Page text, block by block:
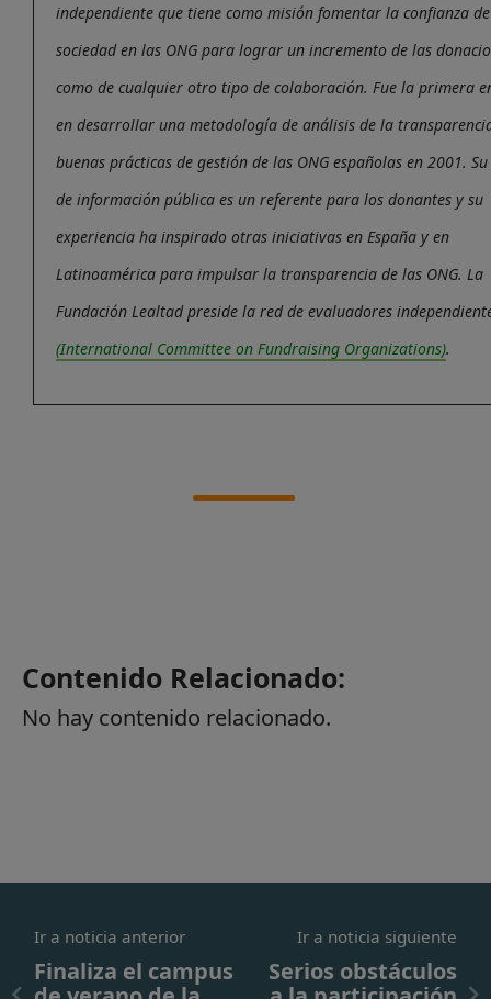
independiente que tiene como misión fomentar la confianza
sociedad en las ONG para lograr un incremento de las
como de cualquier otro tipo de colaboración. Fue la primera
en desarrollar una metodología de análisis de la
buenas prácticas de gestión de las ONG españolas en 2001.
de información pública es un referente para los donantes y su
experiencia ha inspirado otras iniciativas en España y en
Latinoamérica para impulsar la transparencia de las ONG. La
Fundación Lealtad preside la red de evaluadores
(International Committee on Fundraising Organizations).
Contenido Relacionado:
No hay contenido relacionado.
Ir a noticia anterior
Finaliza el campus
Ir a noticia siguiente
Serios obstáculos